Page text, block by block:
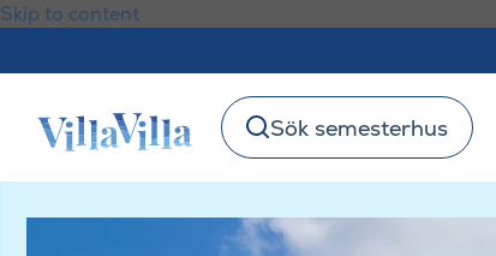
Skip to content
Sök semesterhus